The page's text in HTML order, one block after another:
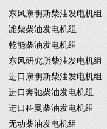
东风康明斯柴油发电机组
潍柴柴油发电机组
乾能柴油发电机组
东风研究所柴油发电机组
进口康明斯柴油发电机组
进口奔驰柴油发电机组
进口科曼柴油发电机组
无动柴油发电机组